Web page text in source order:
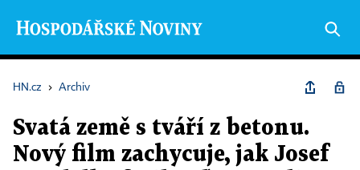
HN.cz › Archiv
Svatá země s tváří z betonu.
Nový film zachycuje, jak Josef